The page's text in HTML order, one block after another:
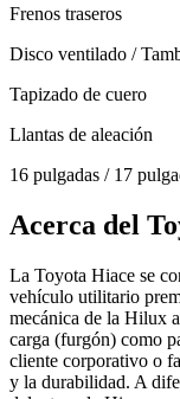
Frenos traseros
Disco ventilado /
Tapizado de cuero
Llantas de aleación
16 pulgadas / 17
Acerca del
La Toyota Hiace se
vehículo utilitario
mecánica de la Hilux
carga (furgón) como
cliente corporativo o
y la durabilidad. A